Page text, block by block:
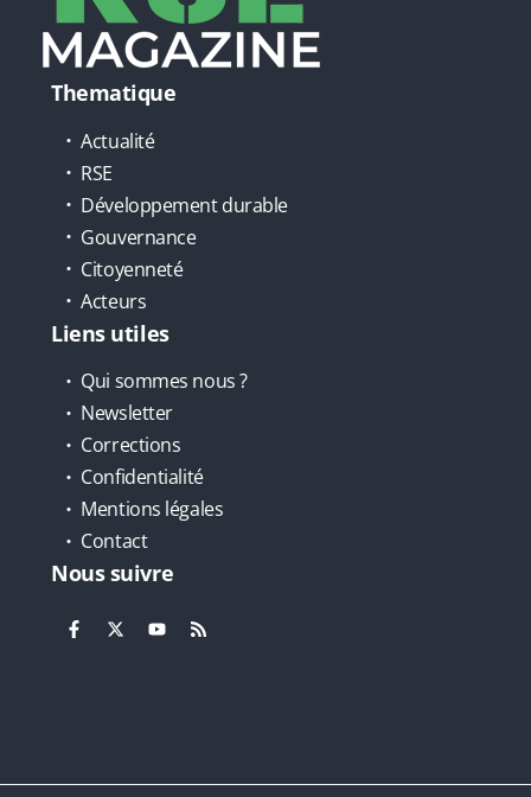
Thematique
Actualité
RSE
Développement durable
Gouvernance
Citoyenneté
Acteurs
Liens utiles
Qui sommes nous ?
Newsletter
Corrections
Confidentialité
Mentions légales
Contact
Nous suivre